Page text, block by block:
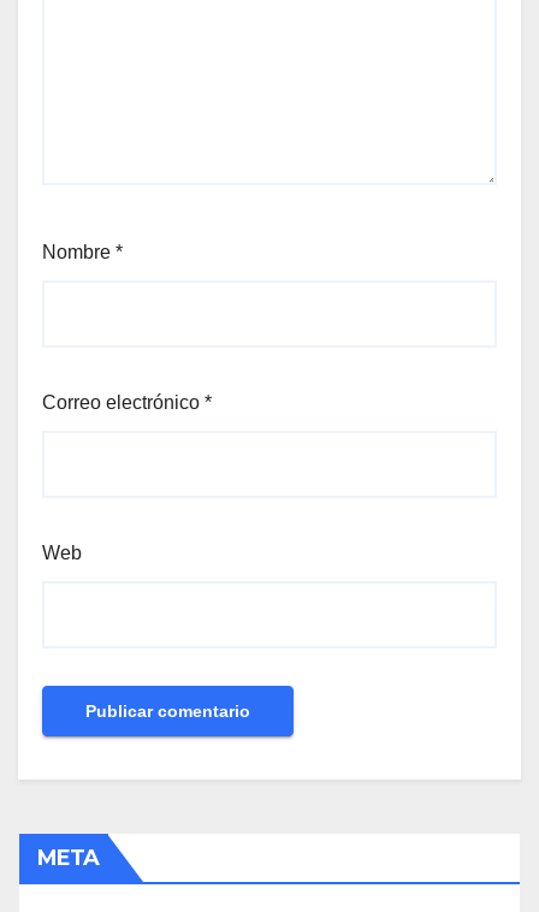
Nombre *
Correo electrónico *
Web
META